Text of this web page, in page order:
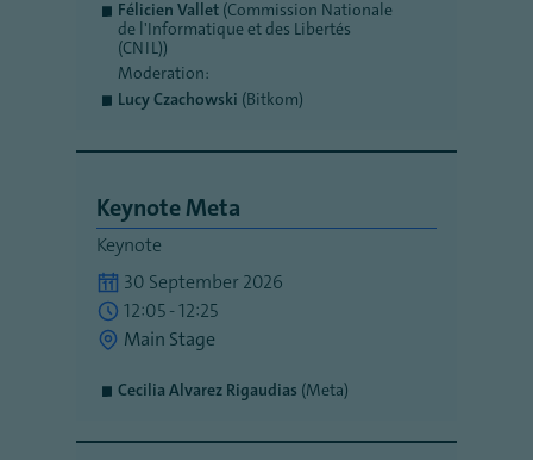
Félicien Vallet (Commission Nationale
de l'Informatique et des Libertés
(CNIL))
Moderation:
Lucy Czachowski (Bitkom)
Keynote Meta
Keynote
30 September 2026
12:05 - 12:25
Main Stage
Cecilia Alvarez Rigaudias (Meta)